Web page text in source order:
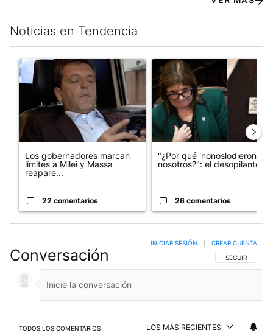
Noticias en Tendencia
Este listado muestra los artículos con más comentarios en los
Un artículo de tendencia con el título "Los gobernadores
Los gobernadores marcan
límites a Milei y Massa
reapare...
22 comentarios
Un artículo de tendencia con
"¿Por qué 'nonoslodieron' a
nosotros?": el desopilante ...
26 comentarios
Conversación SIGA ESTA
SEGUIR
INICIAR SESIÓN CREAR CUENTA
TODOS LOS COMENTARIOS LOS MÁS RECIENTES